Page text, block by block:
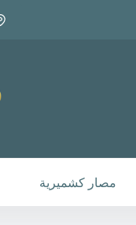
مصار كشميرية